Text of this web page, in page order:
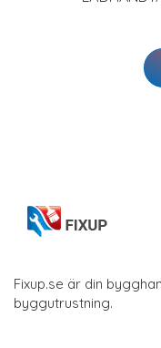
Fixup.se är din
byggutrustning.